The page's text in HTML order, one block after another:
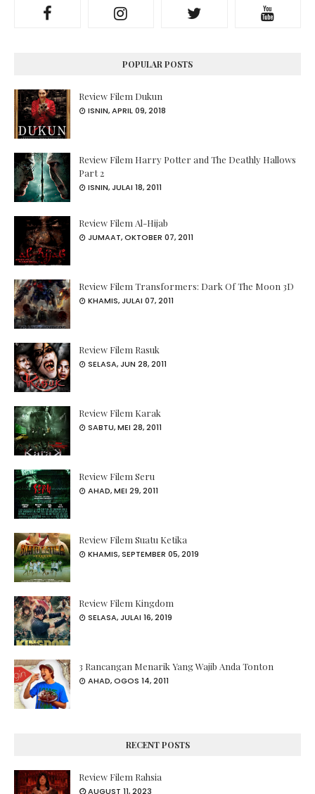
POPULAR POSTS
Review Filem Dukun
ISNIN, APRIL 09, 2018
Review Filem Harry Potter and The Deathly Hallows
Part 2
ISNIN, JULAI 18, 2011
Review Filem Al-Hijab
JUMAAT, OKTOBER 07, 2011
Review Filem Transformers: Dark Of The Moon 3D
KHAMIS, JULAI 07, 2011
Review Filem Rasuk
SELASA, JUN 28, 2011
Review Filem Karak
SABTU, MEI 28, 2011
Review Filem Seru
AHAD, MEI 29, 2011
Review Filem Suatu Ketika
KHAMIS, SEPTEMBER 05, 2019
Review Filem Kingdom
SELASA, JULAI 16, 2019
3 Rancangan Menarik Yang Wajib Anda Tonton
AHAD, OGOS 14, 2011
RECENT POSTS
Review Filem Rahsia
AUGUST 11, 2023